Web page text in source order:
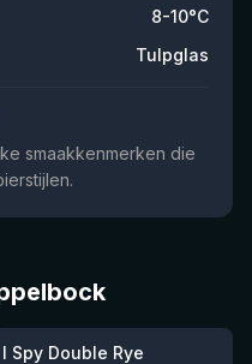
8-10°C
Tulpglas
smaakkenmerken die
I Spy Double Rye